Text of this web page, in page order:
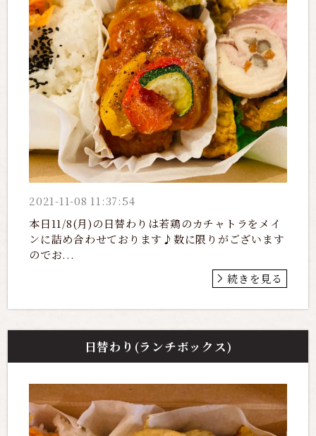
2021-11-08 11:37:54
本日11/8(月)の日替わりは若鶏のカチャトラをメイ
ンに詰め合わせております♪数に限りがございます
のでお...
続きを見る
日替わり(ランチボックス)